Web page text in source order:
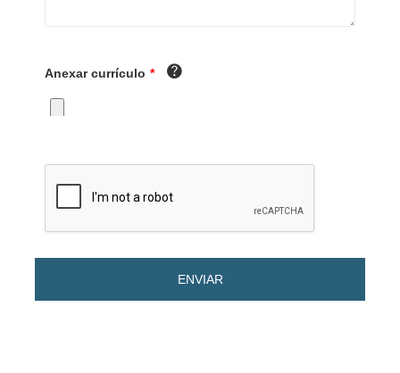
Anexar currículo *
ENVIAR